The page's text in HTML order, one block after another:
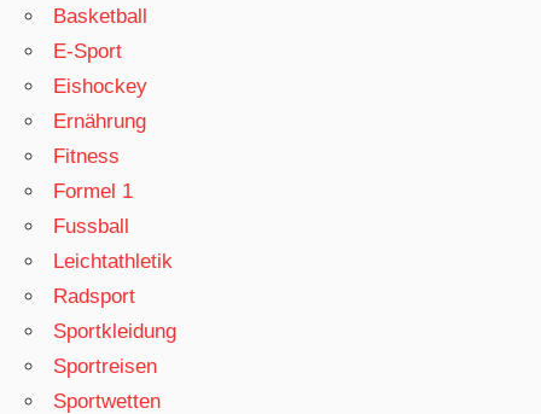
Basketball
E-Sport
Eishockey
Ernährung
Fitness
Formel 1
Fussball
Leichtathletik
Radsport
Sportkleidung
Sportreisen
Sportwetten